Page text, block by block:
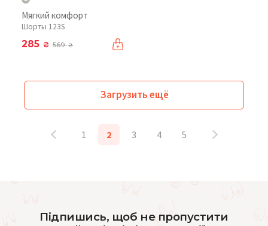
Мягкий комфорт
Шорты 123S
285 ₴ 569₴
Загрузить ещё
1 2 3 4 5
Підпишись, щоб не пропустити